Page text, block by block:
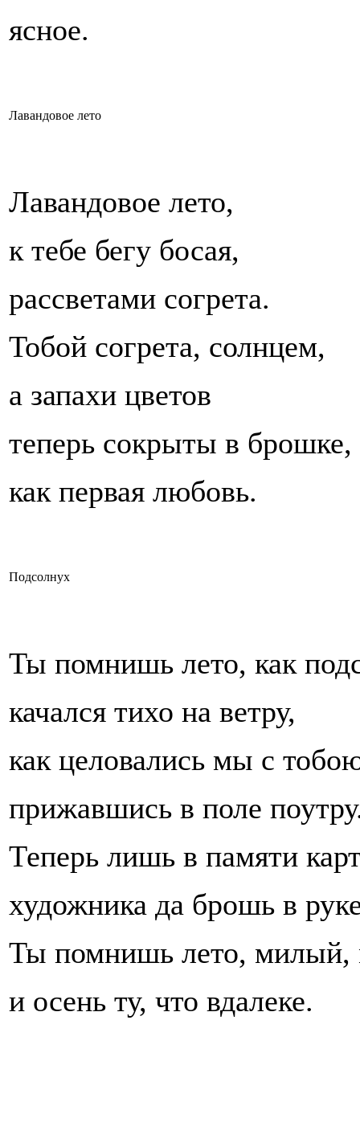
ясное.
Лавандовое лето
Лавандовое лето,
к тебе бегу босая,
рассветами согрета.
Тобой согрета, солнцем,
а запахи цветов
теперь сокрыты в брошке,
как первая любовь.
Подсолнух
Ты помнишь лето, как
качался тихо на ветру,
как целовались мы с
прижавшись в поле
Теперь лишь в памяти
художника да брошь в
Ты помнишь лето,
и осень ту, что вдалеке.